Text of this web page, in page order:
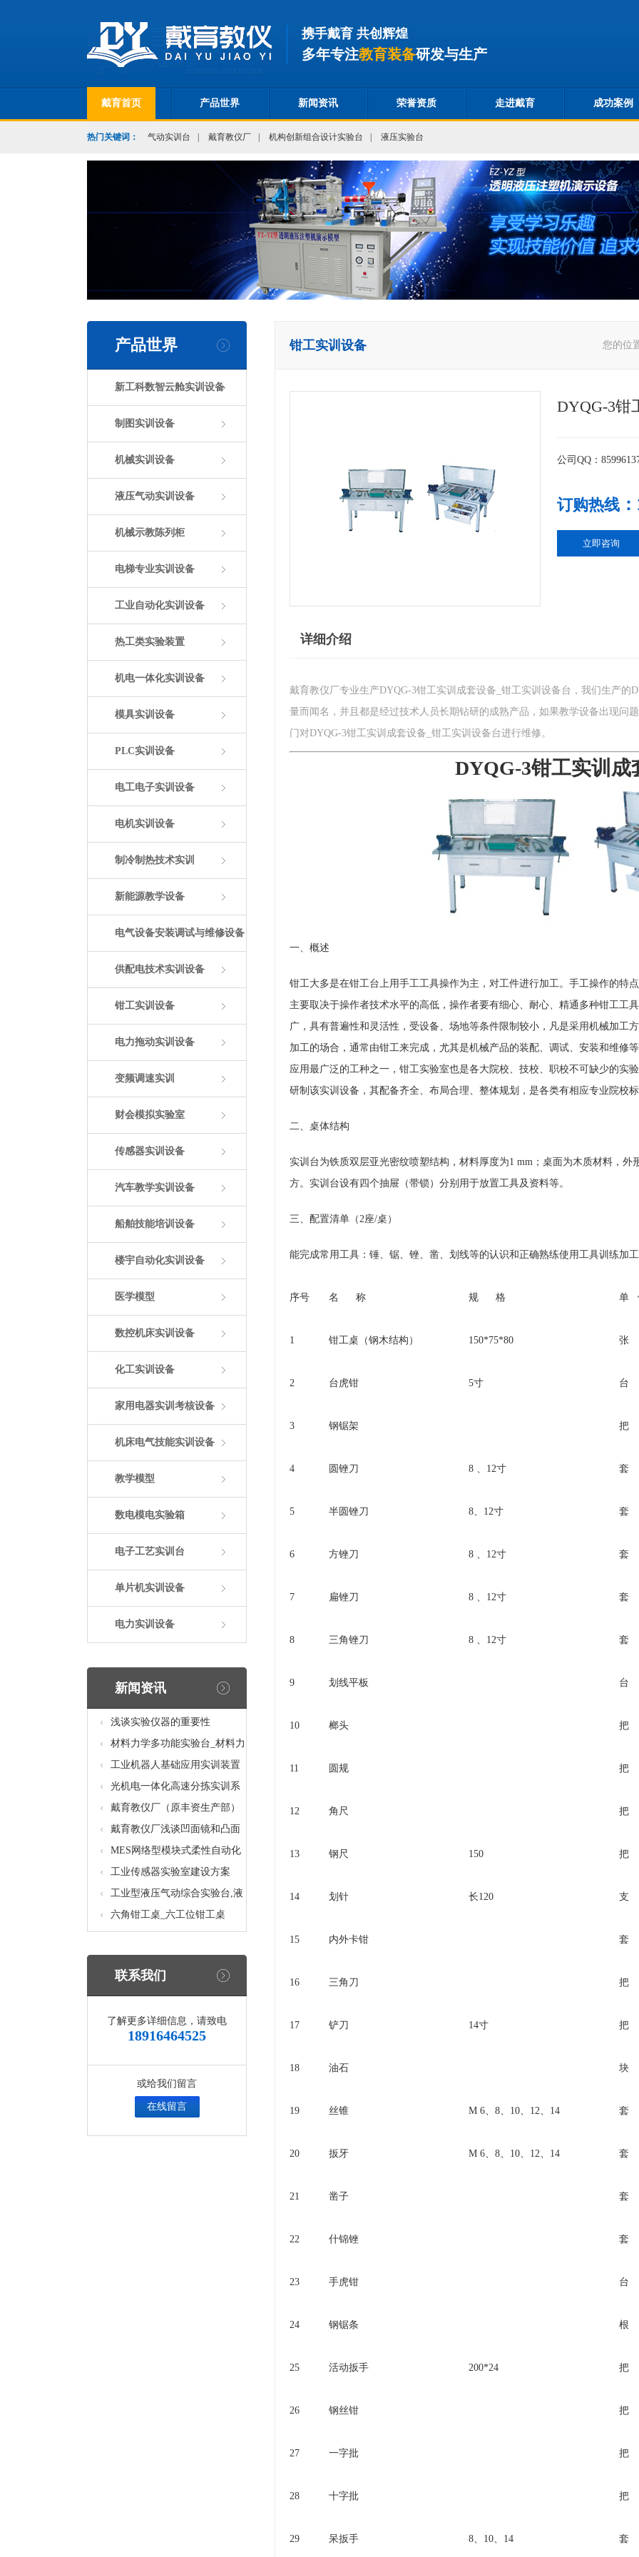
携手戴育 共创辉煌
多年专注教育装备研发与生产
戴育首页 产品世界 新闻资讯 荣誉资质 走进戴育 成功案例
热门关键词： 气动实训台 戴育教仪厂 机构创新组合设计实验台 液压实验台
产品世界
新工科数智云舱实训设备
制图实训设备
机械实训设备
液压气动实训设备
机械示教陈列柜
电梯专业实训设备
工业自动化实训设备
热工类实验装置
机电一体化实训设备
模具实训设备
PLC实训设备
电工电子实训设备
电机实训设备
制冷制热技术实训
新能源教学设备
电气设备安装调试与维修设备
供配电技术实训设备
钳工实训设备
电力拖动实训设备
变频调速实训
财会模拟实验室
传感器实训设备
汽车教学实训设备
船舶技能培训设备
楼宇自动化实训设备
医学模型
数控机床实训设备
化工实训设备
家用电器实训考核设备
机床电气技能实训设备
教学模型
数电模电实验箱
电子工艺实训台
单片机实训设备
电力实训设备
新闻资讯
浅谈实验仪器的重要性
材料力学多功能实验台_材料力
学多功能考核实验实训设备
工业机器人基础应用实训装置
台_工业机器人基础应用实训考
核设备
光机电一体化高速分拣实训系
统_光机电一体化高速分拣实验
实训设备
戴育教仪厂（原丰资生产部）
助力春季高教仪器展
戴育教仪厂浅谈凹面镜和凸面
镜的区别之处
MES网络型模块式柔性自动化
生产线实验系统(八站)_模块柔
性自动化生产线教学实训设备
工业传感器实验室建设方案
工业型液压气动综合实验台,液
压气动综合实训台
六角钳工桌_六工位钳工桌
联系我们
了解更多详细信息，请致电
18916464525
或给我们留言
在线留言
钳工实训设备 您的位
DYQG-3钳
公司QQ：
订购热线
立即咨询
详细介绍
戴育教仪厂专业生产DYQG-3钳工实训成套设备_钳工实训设备台，我们生产的
量而闻名，并且都是经过技术人员长期钻研的成熟产品，如果教学设备出现问
门对DYQG-3钳工实训成套设备_钳工实训设备台进行维修。
DYQG-3钳工实训成
一、概述
钳工大多是在钳工台上用手工工具操作为主，对工件进行加工。手工操作的特
主要取决于操作者技术水平的高低，操作者要有细心、耐心、精通多种钳工工
广，具有普遍性和灵活性，受设备、场地等条件限制较小，凡是采用机械加工
加工的场合，通常由钳工来完成，尤其是机械产品的装配、调试、安装和维修
应用最广泛的工种之一，钳工实验室也是各大院校、技校、职校不可缺少的实
研制该实训设备，其配备齐全、布局合理、整体规划，是各类有相应专业院校标
二、桌体结构
实训台为铁质双层亚光密纹喷塑结构，材料厚度为1 mm；桌面为木质材料，
方。 实训台设有四个抽屉（带锁）分别用于放置工具及资料等。
三、配置清单（2座/桌）
能完成常用工具：锤、锯、锉、凿、划线等的认识和正确熟练使用工具训练加
序号 名 称 规 格 单
1 钳工桌（钢木结构） 150*75*80 张
2 台虎钳 5寸 台
3 钢锯架 把
4 圆锉刀 8 、12寸 套
5 半圆锉刀 8、12寸 套
6 方锉刀 8 、12寸 套
7 扁锉刀 8 、12寸 套
8 三角锉刀 8 、12寸 套
9 划线平板 台
10 榔头 把
11 圆规 把
12 角尺 把
13 钢尺 150 把
14 划针 长120 支
15 内外卡钳 套
16 三角刀 把
17 铲刀 14寸 把
18 油石 块
19 丝锥 M 6、8、10、12、14 套
20 扳牙 M 6、8、10、12、14 套
21 凿子 套
22 什锦锉 套
23 手虎钳 台
24 钢锯条 根
25 活动扳手 200*24 把
26 钢丝钳 把
27 一字批 把
28 十字批 把
29 呆扳手 8、10、14 套